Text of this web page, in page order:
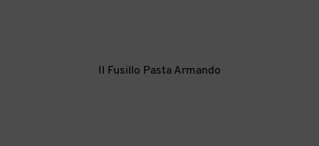
Il Fusillo Pasta Armando